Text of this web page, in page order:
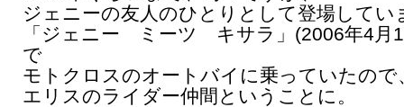
ジェニーの友人のひとりとして登場してい
「ジェニー ミーツ キサラ」(2006年4月
で
モトクロスのオートバイに乗っていたので
エリスのライダー仲間ということに。